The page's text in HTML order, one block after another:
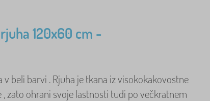
120x60 cm -
v beli barvi . Rjuha je tkana iz visokokakovostne
zato ohrani svoje lastnosti tudi po večkratnem